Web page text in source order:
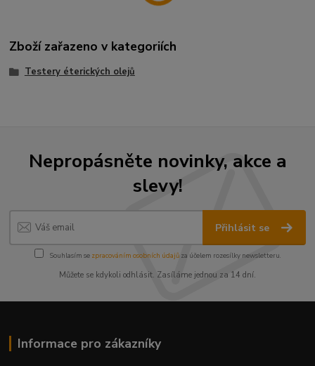
Zboží zařazeno v kategoriích
Testery éterických olejů
Nepropásněte novinky, akce a
slevy!
Přihlásit se
Souhlasím se zpracováním osobních údajůza účelem rozesílky newsletteru.
Můžete se kdykoli odhlásit. Zasíláme jednou za 14 dní.
Informace pro zákazníky